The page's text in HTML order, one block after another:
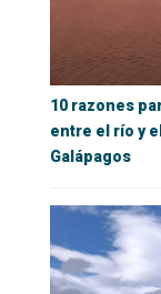
10 razones
entre el río y
Galápagos